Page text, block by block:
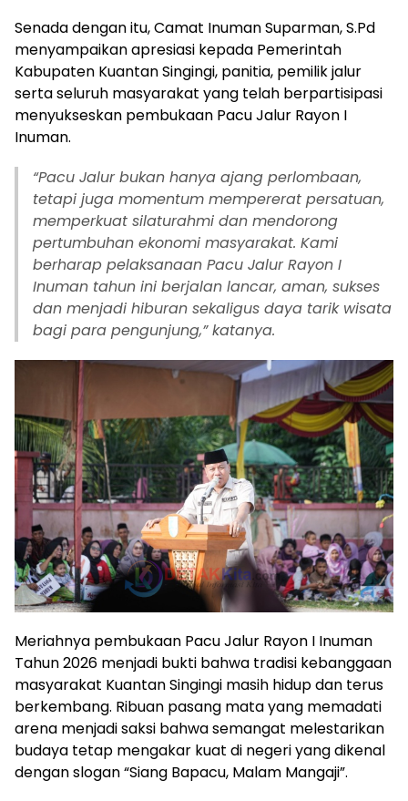
Senada dengan itu, Camat Inuman Suparman, S.Pd
menyampaikan apresiasi kepada Pemerintah
Kabupaten Kuantan Singingi, panitia, pemilik jalur
serta seluruh masyarakat yang telah berpartisipasi
menyukseskan pembukaan Pacu Jalur Rayon I
Inuman.
“Pacu Jalur bukan hanya ajang perlombaan,
tetapi juga momentum mempererat persatuan,
memperkuat silaturahmi dan mendorong
pertumbuhan ekonomi masyarakat. Kami
berharap pelaksanaan Pacu Jalur Rayon I
Inuman tahun ini berjalan lancar, aman, sukses
dan menjadi hiburan sekaligus daya tarik wisata
bagi para pengunjung,” katanya.
Meriahnya pembukaan Pacu Jalur Rayon I Inuman
Tahun 2026 menjadi bukti bahwa tradisi kebanggaan
masyarakat Kuantan Singingi masih hidup dan terus
berkembang. Ribuan pasang mata yang memadati
arena menjadi saksi bahwa semangat melestarikan
budaya tetap mengakar kuat di negeri yang dikenal
dengan slogan “Siang Bapacu, Malam Mangaji”.